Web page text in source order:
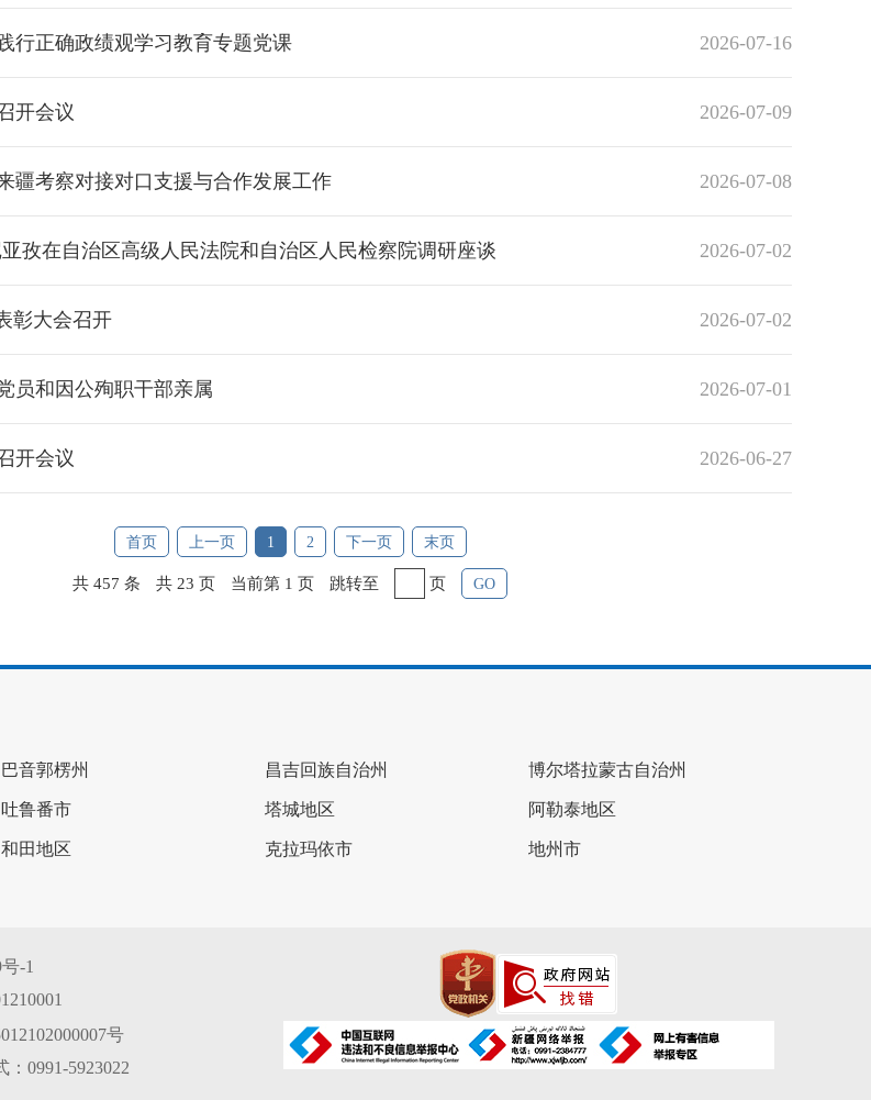
2026-07-16
行正确政绩观学习教育专题党课
2026-07-09
开会议
2026-07-08
疆考察对接对口支援与合作发展工作
2026-07-02
孜在自治区高级人民法院和自治区人民检察院调研座谈
2026-07-02
彰大会召开
2026-07-01
员和因公殉职干部亲属
2026-06-27
开会议
首页 上一页 1 2 下一页 末页
共 457 条 共 23 页 当前第 1 页 跳转至 页 GO
巴音郭楞州 昌吉回族自治州 博尔塔拉蒙古自治州
吐鲁番市 塔城地区 阿勒泰地区
和田地区 克拉玛依市 地州市
-1
号
0991-5923022